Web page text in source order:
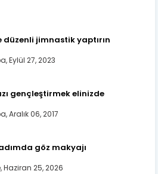
düzenli jimnastik yaptırın
Eylül 27, 2023
gençleştirmek elinizde
Aralık 06, 2017
göz makyajı
Haziran 25, 2026